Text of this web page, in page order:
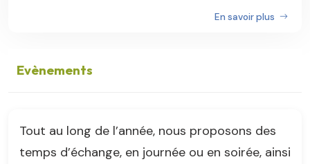
En savoir plus
Evènements
Tout au long de l’année, nous proposons des
temps d’échange, en journée ou en soirée, ainsi